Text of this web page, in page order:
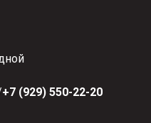
+7 (929) 550-22-20